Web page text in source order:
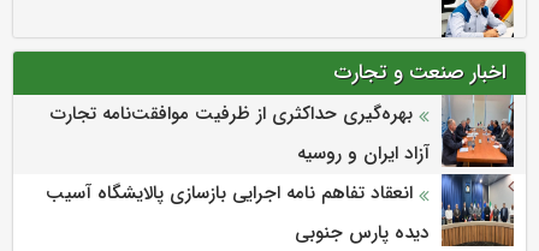
اخبار صنعت و تجارت
بهره‌گیری حداکثری از ظرفیت موافقت‌نامه تجارت
آزاد ایران و روسیه
انعقاد تفاهم نامه اجرایی بازسازی پالایشگاه آسیب
دیده پارس جنوبی